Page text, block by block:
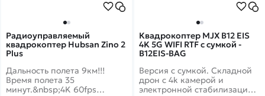
Радиоуправляемый
квадрокоптер Hubsan Zino 2
Plus
Дальность полета 9км!!!
Время полета 35
минут.&nbsp;4K 60fps
Квадрокоптер MJX B12 EIS
4K 5G WIFI RTF с сумкой -
B12EIS-BAG
Версия с сумкой. Складной
дрон с 4k камерой и
электронной стабилизацией